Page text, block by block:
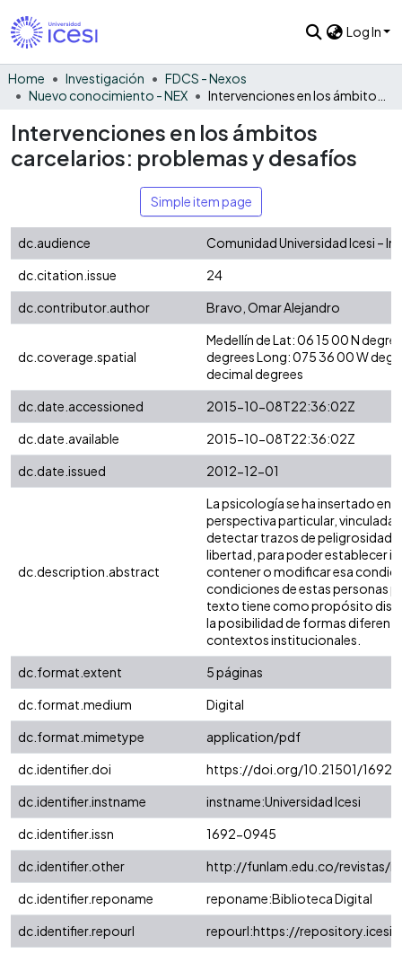
Log In
Home Investigación
FDCS - Nexos
Nuevo conocimiento - NEX
Intervenciones en los ámbitos
carcelarios: problemas y desafíos
Simple item page
dc.audience
Comunidad Universidad Icesi –
dc.citation.issue
24
dc.contributor.author
Bravo, Omar Alejandro
dc.coverage.spatial
Medellín de Lat: 06 15 00 N
degrees Long: 075 36 00 W
decimal degrees
dc.date.accessioned
2015-10-08T22:36:02Z
dc.date.available
2015-10-08T22:36:02Z
dc.date.issued
2012-12-01
dc.description.abstract
La psicología se ha insertado en
perspectiva particular, vinculada
detectar trazos de peligrosidad
libertad, para poder establecer
contener o modificar esa
condiciones de estas personas
texto tiene como propósito
la posibilidad de formas
contextos institucionales.
dc.format.extent
5 páginas
dc.format.medium
Digital
dc.format.mimetype
application/pdf
dc.identifier.doi
https://doi.org/10.21501/
dc.identifier.instname
instname:Universidad Icesi
dc.identifier.issn
1692-0945
dc.identifier.other
http://funlam.edu.co/revistas/
dc.identifier.reponame
reponame:Biblioteca Digital
dc.identifier.repourl
repourl:https://